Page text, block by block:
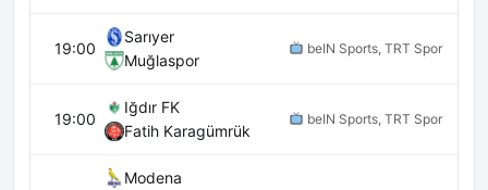
19:00
Sarıyer
Muğlaspor
beIN Sports, TRT Spor
19:00
Iğdır FK
Fatih Karagümrük
beIN Sports, TRT Spor
Modena